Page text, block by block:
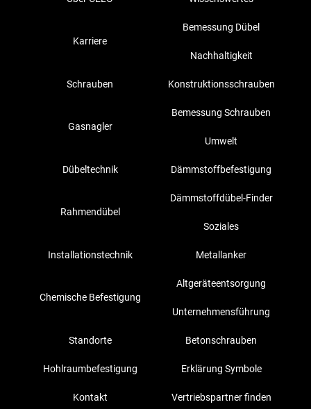
Karriere
Bemessung Dübel
Nachhaltigkeit
Schrauben Konstruktionsschrauben
Gasnagler
Bemessung Schrauben
Umwelt
Dübeltechnik Dämmstoffbefestigung
Rahmendübel
Dämmstoffdübel-Finder
Soziales
Installationstechnik Metallanker
Chemische Befestigung
Altgeräteentsorgung
Unternehmensführung
Standorte Betonschrauben
Hohlraumbefestigung Erklärung Symbole
Kontakt Vertriebspartner finden